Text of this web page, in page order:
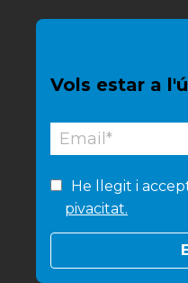
Vols estar a
He llegit i
pivacitat.